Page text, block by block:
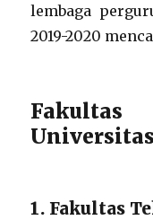
lembaga
2019-2020
1. Fakultas